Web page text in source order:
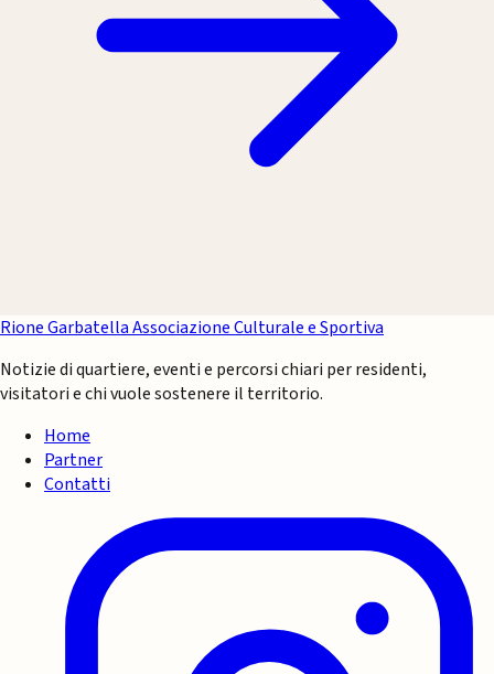
Rione GarbatellaAssociazione Culturale e Sportiva
Notizie di quartiere, eventi e percorsi chiari per residenti,
visitatori e chi vuole sostenere il territorio.
Home
Partner
Contatti